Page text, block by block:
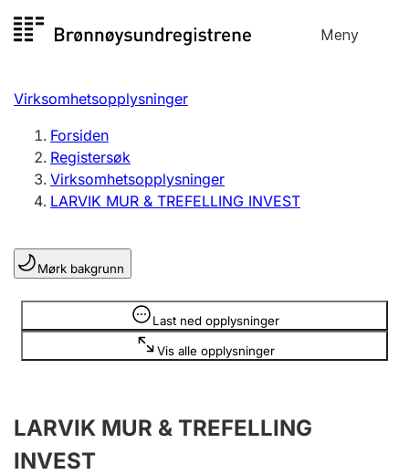
til
Meny
Registersøk
Aksjeselskap
Enkeltpersonforetak
Registrere, endre, slette
Lag og forening
Registrere, endre, slette
Innsending og forsinkelsesgebyr
Virksomhetsopplysninger
Forsiden
Registersøk
Virksomhetsopplysninger
LARVIK MUR & TREFELLING INVEST
Mørk bakgrunn
Last ned opplysninger
Vis alle opplysninger
Opplysninger er skjult
LARVIK MUR & TREFELLING
INVEST